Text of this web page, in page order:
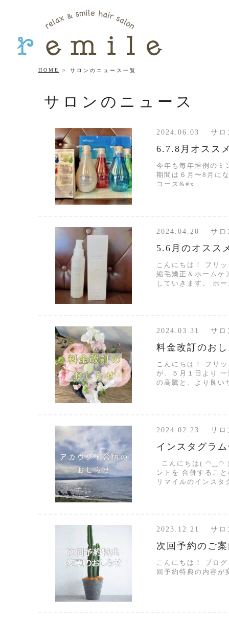
HOME サロンのニュース一覧
サロンのニュース
2024.06.03 サロ
6.7.8月オスス
今年も毎年恒例のミ
期間は６月〜8月
コース&#x...
2024.04.20 サロ
5.6月のオスス
こんにちは！ フリ
縮毛矯正＆ホームケ
していきます。 ホ
2024.03.31 サロ
料金改訂のお
こんにちは！ フリ
が、５月１日より
の高騰と、より良い
2024.02.23 サロ
インスタグラ
こんにちは( ◠‿◠ )
ントを 合併するこ
リマイルのインス
2023.12.21 サロ
次回予約のご
こんにちは！ ブロ
回予約特典の内容